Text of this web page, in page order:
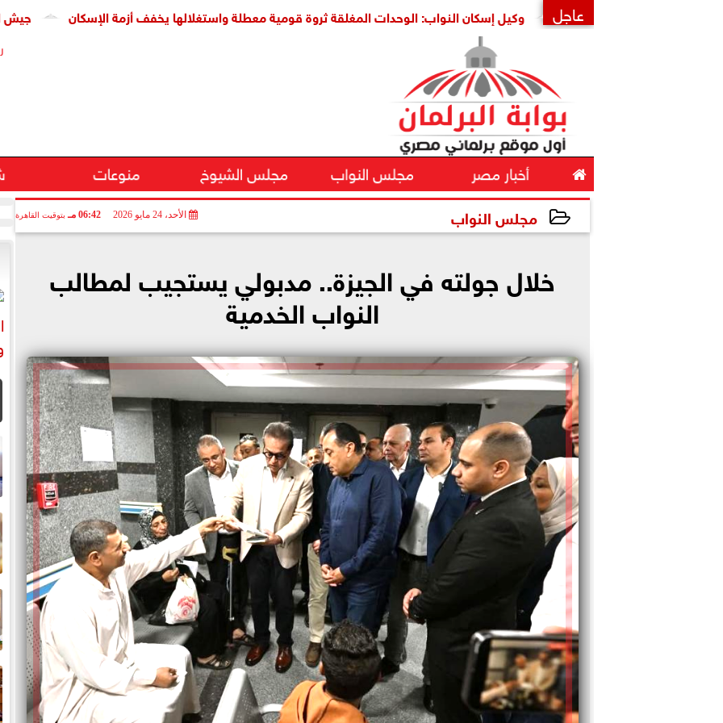
عاجل جيش الاحتلال: مقتل وكيل إسكان النواب: الوحدات المغلقة ثروة قومية معطلة واستغلالها يخفف أزمة الإسكان
 أخبار مصر مجلس النواب مجلس الشيوخ منوعات
مجلس النواب الأحد، 24 مايو 2026 06:42 مـ بتوقيت القاهرة
خلال جولته في الجيزة.. مدبولي يستجيب لمطالب
النواب الخدمية